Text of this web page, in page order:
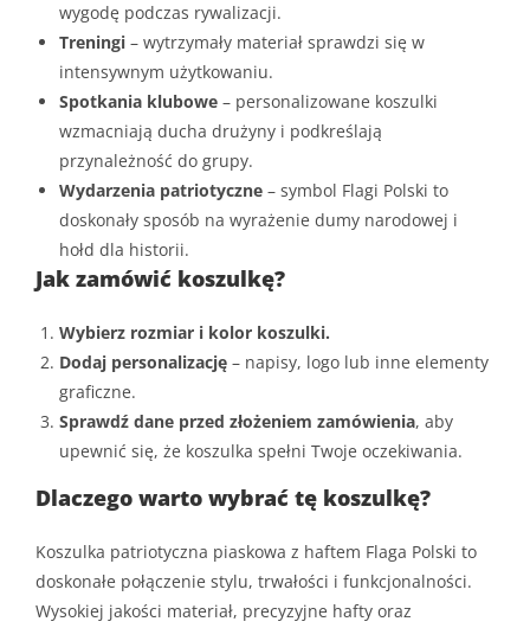
wygodę podczas rywalizacji.
Treningi – wytrzymały materiał sprawdzi się w
intensywnym użytkowaniu.
Spotkania klubowe – personalizowane koszulki
wzmacniają ducha drużyny i podkreślają
przynależność do grupy.
Wydarzenia patriotyczne – symbol Flagi Polski to
doskonały sposób na wyrażenie dumy narodowej i
hołd dla historii.
Jak zamówić koszulkę?
Wybierz rozmiar i kolor koszulki.
Dodaj personalizację – napisy, logo lub inne elementy
graficzne.
Sprawdź dane przed złożeniem zamówienia, aby
upewnić się, że koszulka spełni Twoje oczekiwania.
Dlaczego warto wybrać tę koszulkę?
Koszulka patriotyczna piaskowa z haftem Flaga Polski to
doskonałe połączenie stylu, trwałości i funkcjonalności.
Wysokiej jakości materiał, precyzyjne hafty oraz